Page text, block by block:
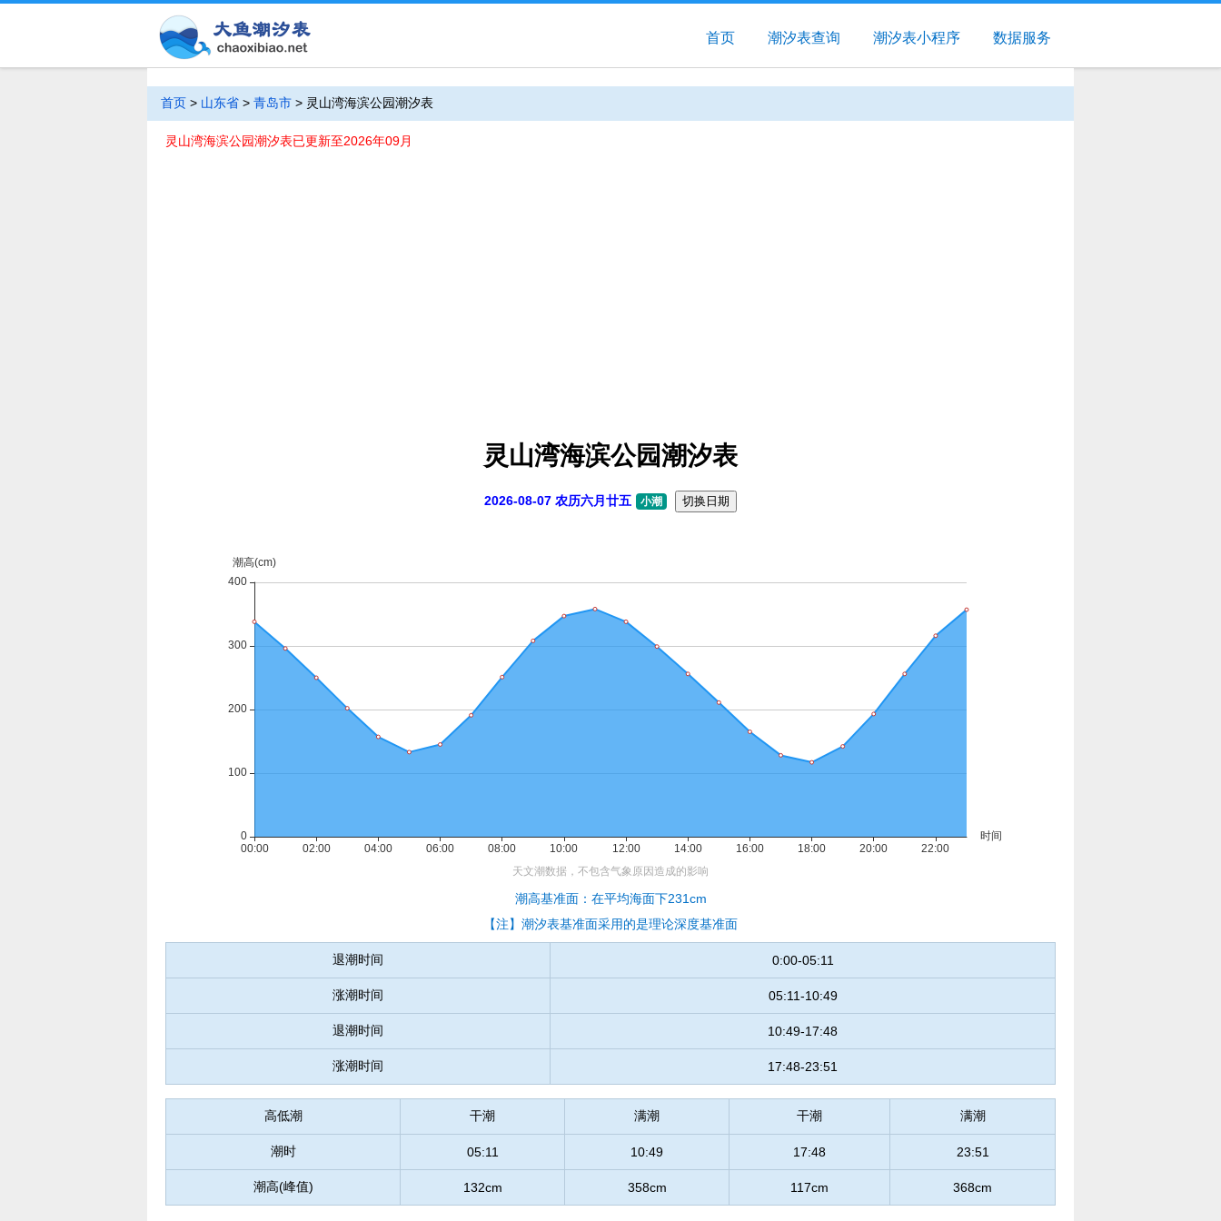
首页 潮汐表查询 潮汐表小程序 数据服务
首页 > 山东省 > 青岛市 > 灵山湾海滨公园潮汐表
灵山湾海滨公园潮汐表已更新至2026年09月
灵山湾海滨公园潮汐表
2026-08-07 农历六月廿五 小潮 切换日期
潮高基准面：在平均海面下231cm
【注】潮汐表基准面采用的是理论深度基准面
退潮时间 0:00-05:11
涨潮时间 05:11-10:49
退潮时间 10:49-17:48
涨潮时间 17:48-23:51
高低潮 干潮 满潮 干潮 满潮
潮时 05:11 10:49 17:48 23:51
潮高(峰值) 132cm 358cm 117cm 368cm